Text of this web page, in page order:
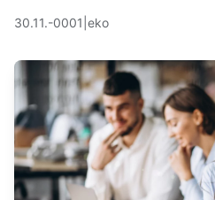
30.11.-0001 eko